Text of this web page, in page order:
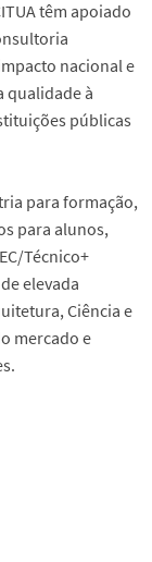
têm apoiado
nacional e
qualidade à
públicas
para formação,
para alunos,
Técnico+
elevada
Ciência e
mercado e